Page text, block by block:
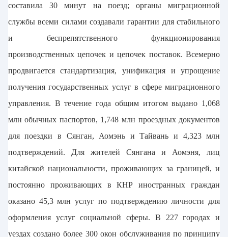
составила 30 минут на поезд; органы миграционной
службы всеми силами создавали гарантии для стабильного
и беспрепятственного функционирования
производственных цепочек и цепочек поставок. Всемерно
продвигается стандартизация, унификация и упрощение
получения государственных услуг в сфере миграционного
управления. В течение года общим итогом выдано 1,068
млн обычных паспортов, 1,748 млн проездных документов
для поездки в Сянган, Аомэнь и Тайвань и 4,323 млн
подтверждений. Для жителей Сянгана и Аомэня, лиц
китайской национальности, проживающих за границей, и
постоянно проживающих в КНР иностранных граждан
оказано 45,3 млн услуг по подтверждению личности для
оформления услуг социальной сферы. В 227 городах и
уездах создано более 300 окон обслуживания по принципу